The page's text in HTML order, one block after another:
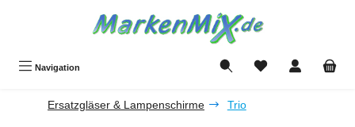
Navigation Du hast 0 Produkte
Ersatzgläser & Lampenschirme Trio